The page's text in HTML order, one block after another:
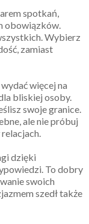
spotkań,
obowiązków.
Wybierz
zamiast
więcej na
bliskiej osoby.
swoje granice.
ale nie próbuj
dzięki
To dobry
swoich
szedł także